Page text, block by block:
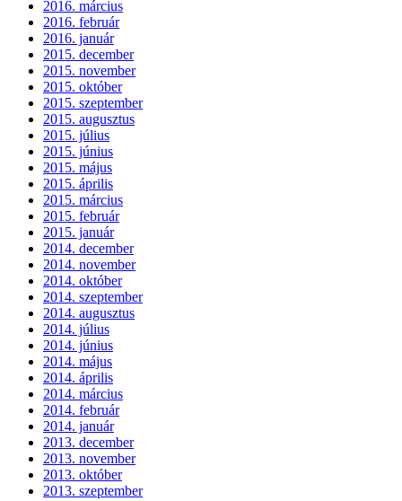
2016. március
2016. február
2016. január
2015. december
2015. november
2015. október
2015. szeptember
2015. augusztus
2015. július
2015. június
2015. május
2015. április
2015. március
2015. február
2015. január
2014. december
2014. november
2014. október
2014. szeptember
2014. augusztus
2014. július
2014. június
2014. május
2014. április
2014. március
2014. február
2014. január
2013. december
2013. november
2013. október
2013. szeptember